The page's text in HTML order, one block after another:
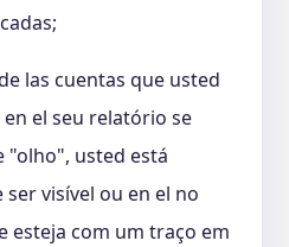
las cuentas que usted
el seu relatório se
"olho", usted está
visível ou en el no
esteja com um traço em